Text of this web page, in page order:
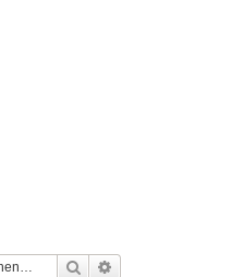
Suche